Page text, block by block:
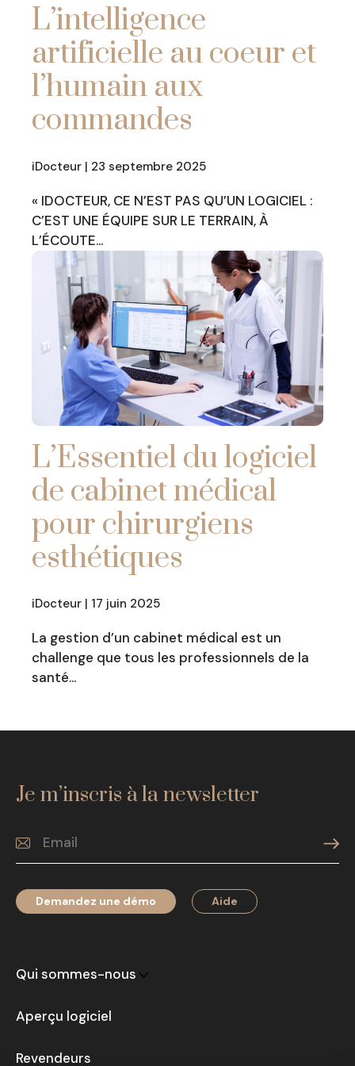
L’intelligence
artificielle au coeur et
l’humain aux
commandes
iDocteur | 23 septembre 2025
« IDOCTEUR, CE N’EST PAS QU’UN LOGICIEL :
C’EST UNE ÉQUIPE SUR LE TERRAIN, À
L’ÉCOUTE…
L’Essentiel du logiciel
de cabinet médical
pour chirurgiens
esthétiques
iDocteur | 17 juin 2025
La gestion d’un cabinet médical est un
challenge que tous les professionnels de la
santé…
Je m’inscris à la newsletter
Demandez une démo Aide
Qui sommes-nous
Aperçu logiciel
Revendeurs